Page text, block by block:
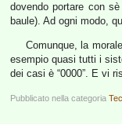
dovendo portare con
baule). Ad ogni modo,
Comunque, la
esempio quasi tutti i
dei casi è “0000”. E vi
Pubblicato nella categoria